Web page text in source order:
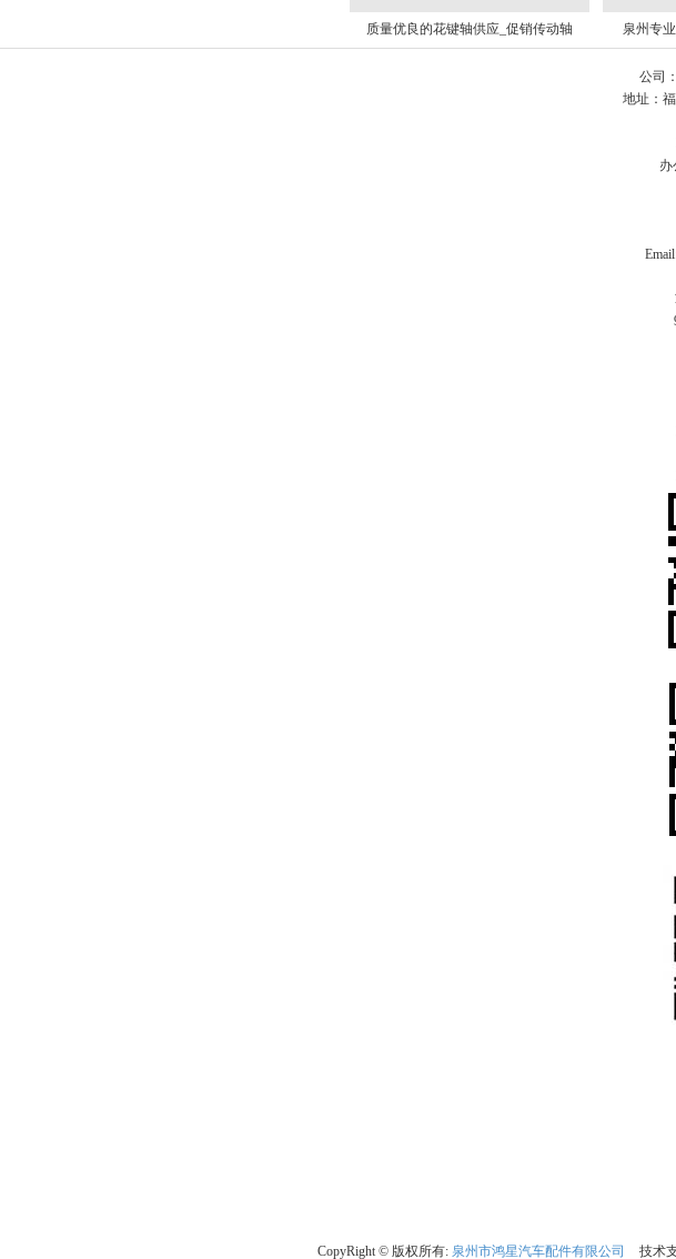
质量优良的花键轴供应_促销传动轴 泉州专
公司
地址：
办
CopyRight © 版权所有: 泉州市鸿星汽车配件有限公司 技术